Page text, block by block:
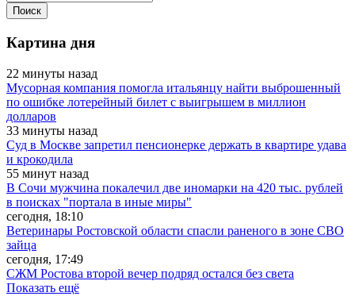
Картина дня
22 минуты назад
Мусорная компания помогла итальянцу найти выброшенный
по ошибке лотерейный билет с выигрышем в миллион
долларов
33 минуты назад
Суд в Москве запретил пенсионерке держать в квартире удава
и крокодила
55 минут назад
В Сочи мужчина покалечил две иномарки на 420 тыс. рублей
в поисках "портала в иные миры"
сегодня, 18:10
Ветеринары Ростовской области спасли раненого в зоне СВО
зайца
сегодня, 17:49
СЖМ Ростова второй вечер подряд остался без света
Показать ещё